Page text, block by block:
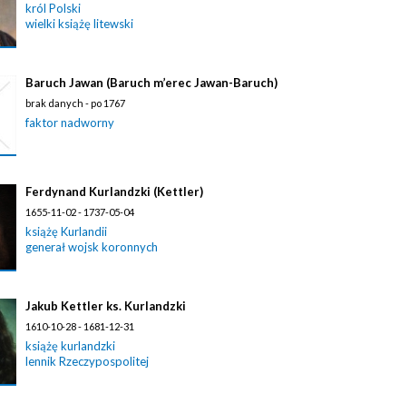
król Polski
wielki książę litewski
Baruch Jawan (Baruch m’erec Jawan-Baruch)
brak danych - po 1767
faktor nadworny
Ferdynand Kurlandzki (Kettler)
1655-11-02 - 1737-05-04
książę Kurlandii
generał wojsk koronnych
Jakub Kettler ks. Kurlandzki
1610-10-28 - 1681-12-31
książę kurlandzki
lennik Rzeczypospolitej